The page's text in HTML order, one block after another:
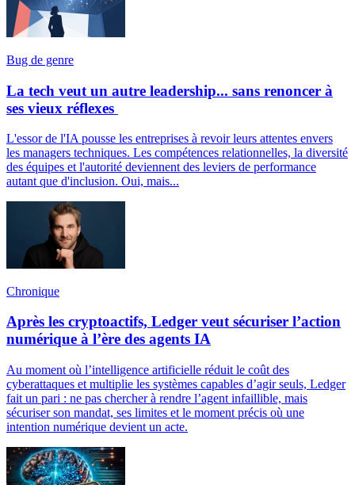
Bug de genre
La tech veut un autre leadership... sans renoncer à
ses vieux réflexes
L'essor de l'IA pousse les entreprises à revoir leurs attentes envers
les managers techniques. Les compétences relationnelles, la diversité
des équipes et l'autorité deviennent des leviers de performance
autant que d'inclusion. Oui, mais...
Chronique
Après les cryptoactifs, Ledger veut sécuriser l’action
numérique à l’ère des agents IA
Au moment où l’intelligence artificielle réduit le coût des
cyberattaques et multiplie les systèmes capables d’agir seuls, Ledger
fait un pari : ne pas chercher à rendre l’agent infaillible, mais
sécuriser son mandat, ses limites et le moment précis où une
intention numérique devient un acte.